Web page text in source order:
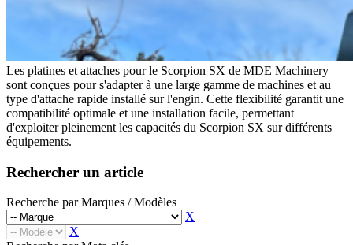
Kit Origine Morin
Kit Oreilles 2 Axes
Kit Klac
Kit Cangini Benne (MBI)
Kit Neuson Easy Lock
Kit VAB Volvo
Kit Volvo Mecalac à Tétons
Kit Lehnhoff
Kit Verachtert
Kit VTN
Kit Arden
ATTACHES RAPIDES
Attache Rapide - Coupleur Morin
Attache Rapide Coupleur Mécanique 2 Axes
Kit Adaptable Morin (Variatic)
Kit Origine Morin
Kit Oreilles 2 Axes
Kit Engcon
Kit Martin
Kit Klac
Kit Cangini Benne (MBI)
Kit Neuson Easy Lock
Kit VAB Volvo
Kit Volvo Mecalac à Tétons
Kit Lehnhoff
Kit Verachtert
Kit VTN
Kit Blanchard
ATTACHES RAPIDES
Attache Rapide - Coupleur Morin
Les platines et attaches pour le Scorpion SX de MDE Machinery
sont conçues pour s'adapter à une large gamme de machines et au
type d'attache rapide installé sur l'engin. Cette flexibilité garantit une
compatibilité optimale et une installation facile, permettant
d'exploiter pleinement les capacités du Scorpion SX sur différents
équipements.
Rechercher un article
Recherche par Marques / Modèles
X
X